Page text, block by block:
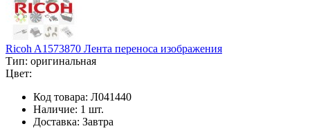
Ricoh A1573870 Лента переноса изображения
Тип: оригинальная
Цвет:
Код товара: Л041440
Наличие: 1 шт.
Доставка: Завтра